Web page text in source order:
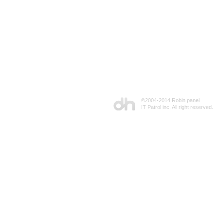
©2004-2014 Robin panel
IT Patrol inc. All right reserved.